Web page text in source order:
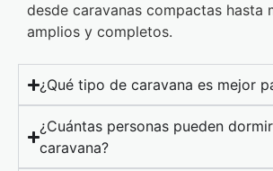
desde caravanas compactas hasta
amplios y completos.
¿Qué tipo de caravana es mejor
¿Cuántas personas pueden
caravana?